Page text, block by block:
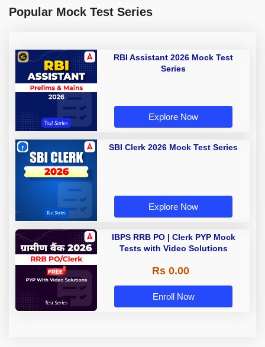
Popular Mock Test Series
RBI Assistant 2026 Mock Test
Series
Explore Now
SBI Clerk 2026 Mock Test Series
Explore Now
IBPS RRB PO | Clerk PYP Mock
Tests with Video Solutions
Rs 0.00
Enroll Now